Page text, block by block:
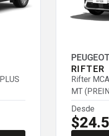
RIFTER
Rifter
MT
Desde